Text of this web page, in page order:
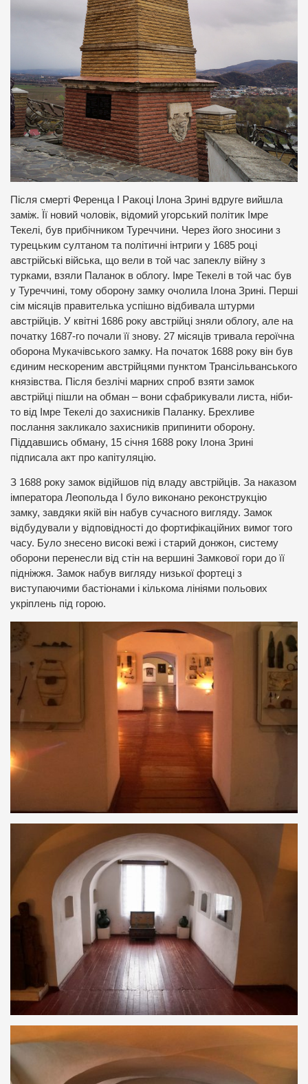
Після смерті Ференца І Ракоці Ілона Зрині вдруге вийшла
заміж. Її новий чоловік, відомий угорський політик Імре
Текелі, був прибічником Туреччини. Через його зносини з
турецьким султаном та політичні інтриги у 1685 році
австрійські війська, що вели в той час запеклу війну з
турками, взяли Паланок в облогу. Імре Текелі в той час був
у Туреччині, тому оборону замку очолила Ілона Зрині. Перші
сім місяців правителька успішно відбивала штурми
австрійців. У квітні 1686 року австрійці зняли облогу, але на
початку 1687-го почали її знову. 27 місяців тривала героїчна
оборона Мукачівського замку. На початок 1688 року він був
єдиним нескореним австрійцями пунктом Трансільванського
князівства. Після безлічі марних спроб взяти замок
австрійці пішли на обман – вони сфабрикували листа, ніби-
то від Імре Текелі до захисників Паланку. Брехливе
послання закликало захисників припинити оборону.
Піддавшись обману, 15 січня 1688 року Ілона Зрині
підписала акт про капітуляцію.
З 1688 року замок відійшов під владу австрійців. За наказом
імператора Леопольда І було виконано реконструкцію
замку, завдяки якій він набув сучасного вигляду. Замок
відбудували у відповідності до фортифікаційних вимог того
часу. Було знесено високі вежі і старий донжон, систему
оборони перенесли від стін на вершині Замкової гори до її
підніжжя. Замок набув вигляду низької фортеці з
виступаючими бастіонами і кількома лініями польових
укріплень під горою.